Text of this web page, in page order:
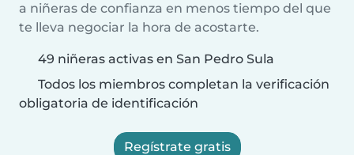
a niñeras de confianza en menos tiempo del que
te lleva negociar la hora de acostarte.
49 niñeras activas en San Pedro Sula
Todos los miembros completan la verificación
obligatoria de identificación
Regístrate gratis